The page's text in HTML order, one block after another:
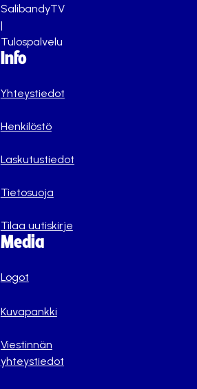
SalibandyTV
|
Tulospalvelu
Info
Yhteystiedot
Henkilöstö
Laskutustiedot
Tietosuoja
Tilaa uutiskirje
Media
Logot
Kuvapankki
Viestinnän
yhteystiedot